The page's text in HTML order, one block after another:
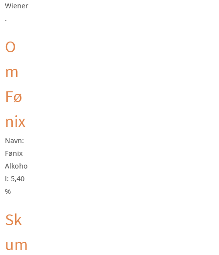
Wiener
.
O
m
Fø
nix
Navn:
Fønix
Alkoho
l: 5,40
%
Sk
um